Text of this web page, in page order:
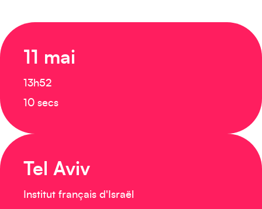
11 mai
13h52
10 secs
Tel Aviv
Institut français d'Israël